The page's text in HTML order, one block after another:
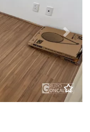
Next